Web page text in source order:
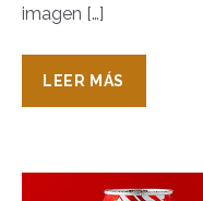
imagen […]
LEER MÁS